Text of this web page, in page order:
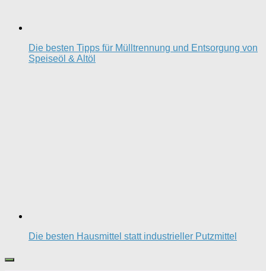
Die besten Tipps für Mülltrennung und Entsorgung von
Speiseöl & Altöl
Die besten Hausmittel statt industrieller Putzmittel